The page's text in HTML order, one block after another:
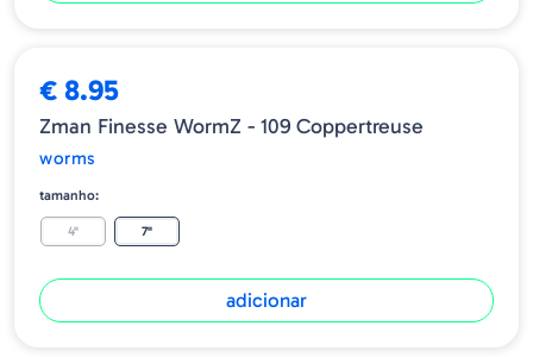
€ 8.95
Zman Finesse WormZ - 109 Coppertreuse
worms
tamanho:
4" 7"
adicionar